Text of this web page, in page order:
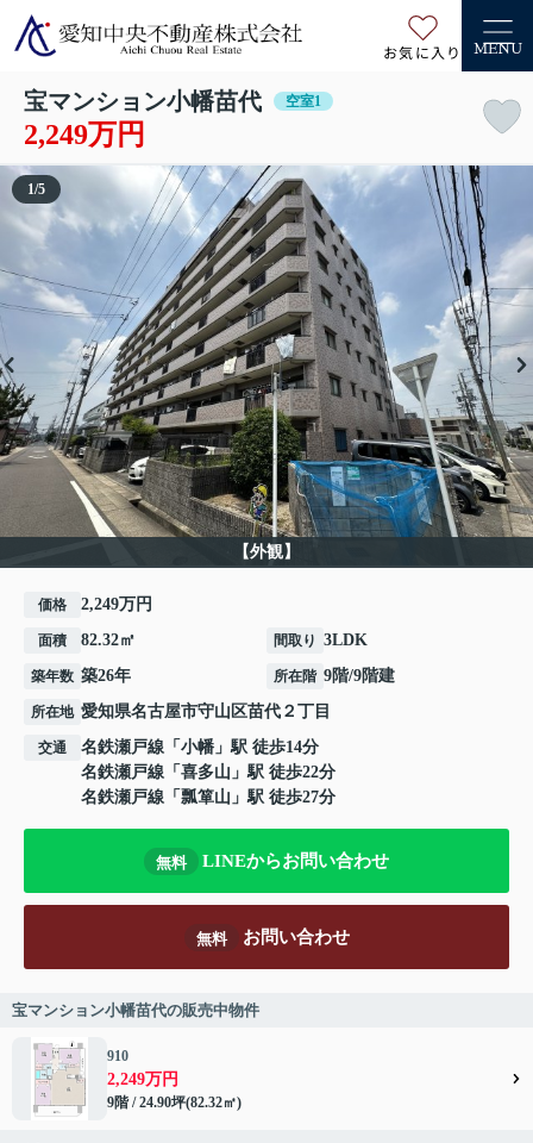
お気に入り MENU
宝マンション小幡苗代 空室1
2,249万円
【外観】
1/5
価格 2,249万円
面積 82.32㎡ 間取り 3LDK
築年数 築26年 所在階 9階/9階建
所在地 愛知県名古屋市守山区苗代 ２丁目
交通 名鉄瀬戸線 「 小幡 」駅 徒歩14分
名鉄瀬戸線 「 喜多山 」駅 徒歩22分
名鉄瀬戸線 「 瓢箪山 」駅 徒歩27分
無料 LINEからお問い合わせ
無料 お問い合わせ
宝マンション小幡苗代の販売中物件
910
2,249万円
9階 / 24.90坪(82.32㎡)